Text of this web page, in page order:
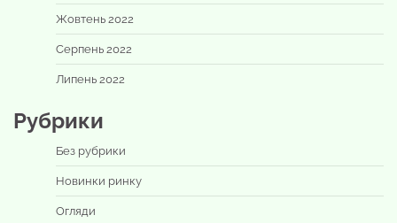
Жовтень 2022
Серпень 2022
Липень 2022
Рубрики
Без рубрики
Новинки ринку
Огляди